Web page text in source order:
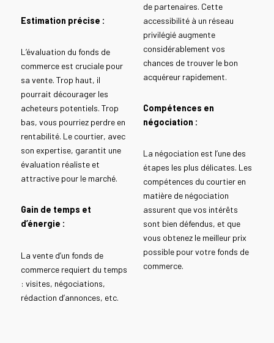
Estimation précise :
L’évaluation du fonds de
commerce est cruciale pour
sa vente. Trop haut, il
pourrait décourager les
acheteurs potentiels. Trop
bas, vous pourriez perdre en
rentabilité. Le courtier, avec
son expertise, garantit une
évaluation réaliste et
attractive pour le marché.
Gain de temps et
d’énergie :
La vente d’un fonds de
commerce requiert du temps
: visites, négociations,
rédaction d’annonces, etc.
de partenaires. Cette
accessibilité à un réseau
privilégié augmente
considérablement vos
chances de trouver le bon
acquéreur rapidement.
Compétences en
négociation :
La négociation est l’une des
étapes les plus délicates. Les
compétences du courtier en
matière de négociation
assurent que vos intérêts
sont bien défendus, et que
vous obtenez le meilleur prix
possible pour votre fonds de
commerce.